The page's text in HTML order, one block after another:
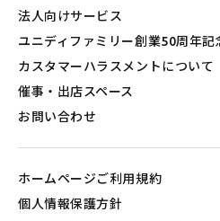
法人向けサービス
ユニディファミリー創業50周年記
カスタマーハラスメントについて
催事・出店スペース
お問い合わせ
ホームページご利用規約
個人情報保護方針